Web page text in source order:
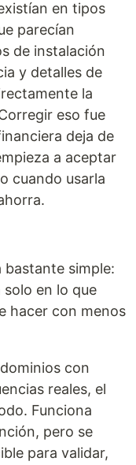
en tipos
parecían
de instalación
y detalles de
la
eso fue
deja de
a aceptar
cuando usarla
bastante simple:
en lo que
hacer con menos
con
reales, el
Funciona
pero se
para validar,